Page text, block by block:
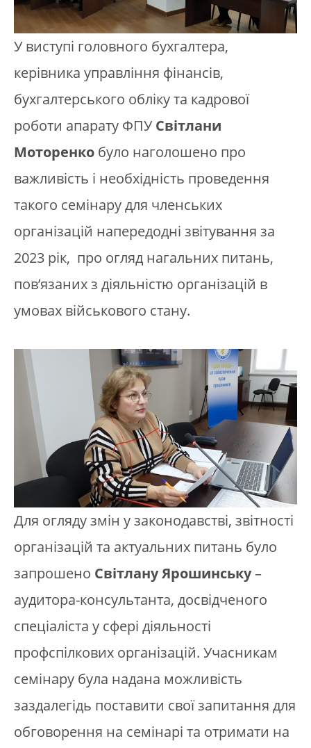
У виступі головного бухгалтера,
керівника управління фінансів,
бухгалтерського обліку та кадрової
роботи апарату ФПУСвітлани
Моторенко було наголошено про
важливість і необхідність проведення
такого семінару для членських
організацій напередодні звітування за
2023 рік, про огляд нагальних питань,
пов’язаних з діяльністю організацій в
умовах військового стану.
Для огляду змін у законодавстві, звітності
організацій та актуальних питань було
запрошено Світлану Ярошинську–
аудитора-консультанта, досвідченого
спеціаліста у сфері діяльності
профспілкових організацій. Учасникам
семінару була надана можливість
заздалегідь поставити свої запитання для
обговорення на семінарі та отримати на